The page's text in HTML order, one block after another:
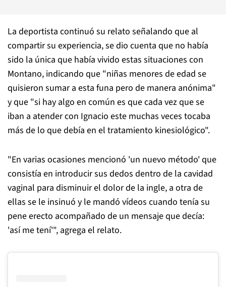
La deportista continuó su relato señalando que al
compartir su experiencia, se dio cuenta que no había
sido la única que había vivido estas situaciones con
Montano, indicando que "niñas menores de edad se
quisieron sumar a esta funa pero de manera anónima"
y que "si hay algo en común es que cada vez que se
iban a atender con Ignacio este muchas veces tocaba
más de lo que debía en el tratamiento kinesiológico".
"En varias ocasiones mencionó 'un nuevo método' que
consistía en introducir sus dedos dentro de la cavidad
vaginal para disminuir el dolor de la ingle, a otra de
ellas se le insinuó y le mandó vídeos cuando tenía su
pene erecto acompañado de un mensaje que decía:
'así me tení'", agrega el relato.